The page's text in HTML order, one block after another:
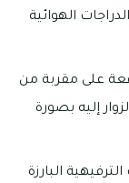
الهوائية
على مقربة من
إليه بصورة
البارزة